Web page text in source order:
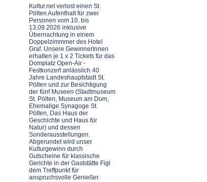
Kultur.net verlost einen St.
Pölten Aufenthalt für zwei
Personen vom 10. bis
13.09.2026 inklusive
Übernachtung in einem
Doppelzimmmer des Hotel
Graf. Unsere GewinnerInnen
erhalten je 1 x 2 Tickets für das
Domplatz Open-Air -
Festkonzert anlässlich 40
Jahre Landeshauptstadt St.
Pölten und zur Besichtigung
der fünf Museen (Stadtmuseum
St. Pölten, Museum am Dom,
Ehemalige Synagoge St.
Pölten, Das Haus der
Geschichte und Haus für
Natur) und dessen
Sonderausstellungen.
Abgerundet wird unser
Kulturgewinn durch
Gutscheine für klassische
Gerichte in der Gaststätte Figl
dem Treffpunkt für
anspruchsvolle Genießer.